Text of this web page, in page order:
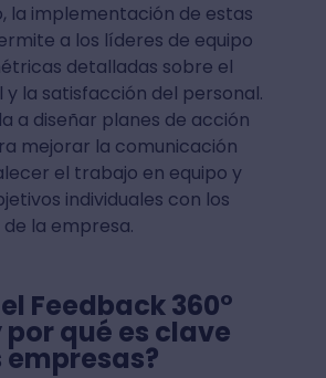
la implementación de estas
a los líderes de equipo
detalladas sobre el
la satisfacción del personal.
a diseñar planes de acción
mejorar la comunicación
el trabajo en equipo y
individuales con los
la empresa.
Feedback 360°
por qué es clave